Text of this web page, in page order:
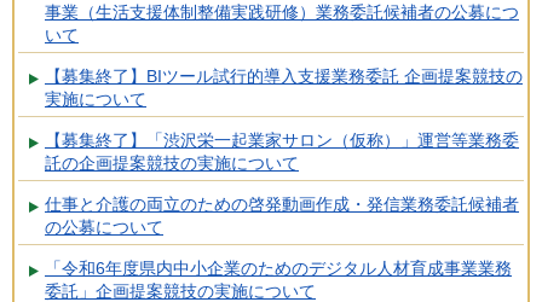
事業（生活支援体制整備実践研修）業務委託候補者の公募につ
いて
【募集終了】BIツール試行的導入支援業務委託 企画提案競技の
実施について
【募集終了】「渋沢栄一起業家サロン（仮称）」運営等業務委
託の企画提案競技の実施について
仕事と介護の両立のための啓発動画作成・発信業務委託候補者
の公募について
「令和6年度県内中小企業のためのデジタル人材育成事業業務
委託」企画提案競技の実施について